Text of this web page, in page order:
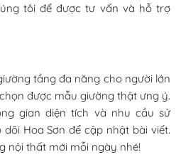
tôi để được tư vấn và hỗ trợ
tầng đa năng cho người lớn
được mẫu giường thật ưng ý.
gian diện tích và nhu cầu sử
Hoa Sơn để cập nhật bài viết.
nội thất mới mỗi ngày nhé!